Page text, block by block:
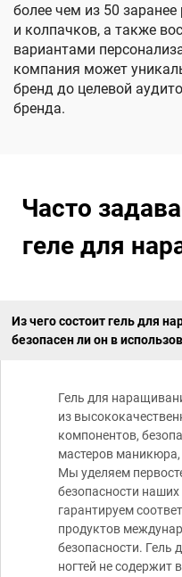
более чем из 50
и колпачков, а также
вариантами
компания может
бренд до целевой
бренда.
Часто
геле для
Из чего состоит гель для
безопасен ли он в
Гель для
из
компонентов,
мастеров маникюра,
Мы уделяем
безопасности наших
гарантируем
продуктов
безопасности. Гель
ногтей не содержит